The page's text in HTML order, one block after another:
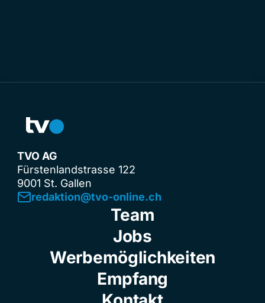
TVO AG
Fürstenlandstrasse 122
9001 St. Gallen
redaktion@tvo-online.ch
Team
Jobs
Werbemöglichkeiten
Empfang